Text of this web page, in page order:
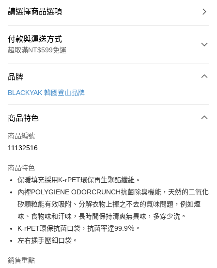
請選擇商品選項
付款與運送方式
超取滿NT$599免運
信用卡一次付款
LINE Pay
Apple Pay
悠遊付
Google Pay
全盈+PAY
AFTEE先享後付
相關說明
AFTEE先享後付是「在收到商品之後才付款」的支付方式。 讓您購物簡單
ATM付款
品牌
BLACKYAK 韓國登山品牌
商品特色
商品編號
11132516
商品特色
保暖填充採用K-rPET環保再生聚酯纖維。
內裡POLYGIENE ODORCRUNCH抗菌除臭機能，天然的二氧化
矽顆粒能有效吸附、分解衣物上揮之不去的氣味問題，例如煙
味、食物味和汗味，長時間保持清爽無異味，多穿少洗。
K-rPET環保抗菌口袋，抗菌率達99.9％。
左右插手壓釦口袋。
銷售重點